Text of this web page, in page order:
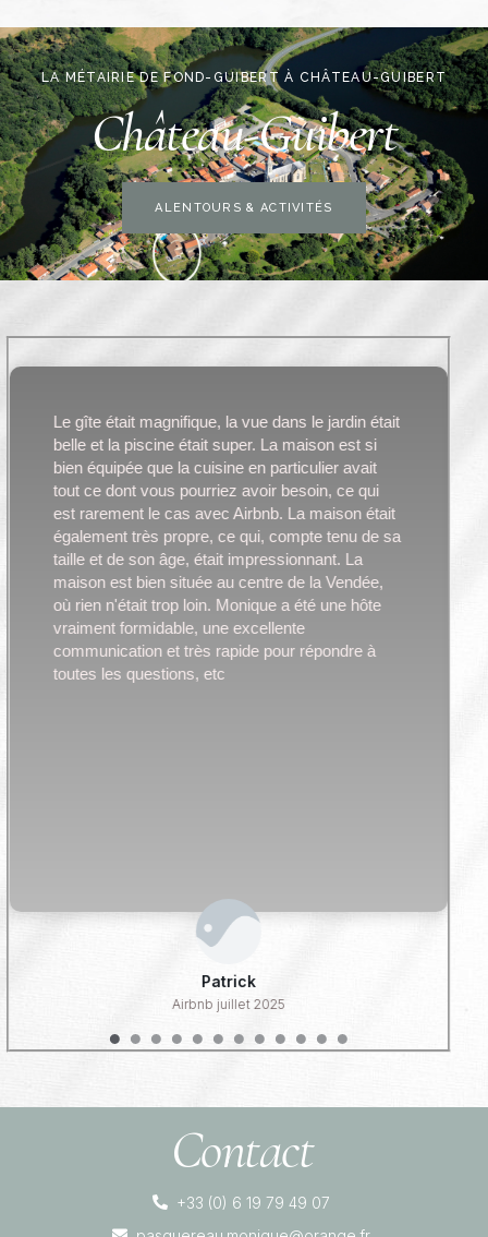
LA MÉTAIRIE DE FOND-GUIBERT À CHÂTEAU-GUIBERT
Château-Guibert
ALENTOURS & ACTIVITÉS
Patrick
Airbnb juillet 2025
Le gîte était magnifique, la vue dans le jardin était
belle et la piscine était super. La maison est si
bien équipée que la cuisine en particulier avait
tout ce dont vous pourriez avoir besoin, ce qui
est rarement le cas avec Airbnb. La maison était
également très propre, ce qui, compte tenu de sa
taille et de son âge, était impressionnant. La
maison est bien située au centre de la Vendée,
où rien n'était trop loin. Monique a été une hôte
vraiment formidable, une excellente
communication et très rapide pour répondre à
toutes les questions, etc
Contact
+33 (0) 6 19 79 49 07